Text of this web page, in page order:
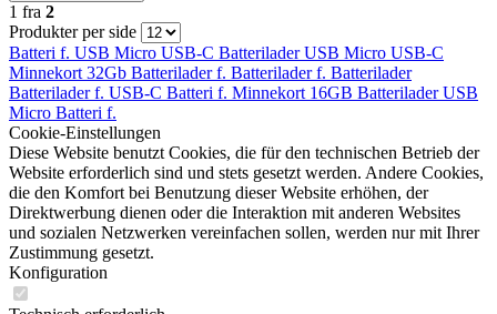
1 fra 2
Produkter per side
Batteri f. USB Micro USB-C BatteriladerUSB Micro USB-C
Minnekort 32Gb Batterilader f. Batterilader f. Batterilader
Batterilader f. USB-C Batteri f. Minnekort 16GB BatteriladerUSB
Micro Batteri f.
Cookie-Einstellungen
Diese Website benutzt Cookies, die für den technischen Betrieb der
Website erforderlich sind und stets gesetzt werden. Andere Cookies,
die den Komfort bei Benutzung dieser Website erhöhen, der
Direktwerbung dienen oder die Interaktion mit anderen Websites
und sozialen Netzwerken vereinfachen sollen, werden nur mit Ihrer
Zustimmung gesetzt.
Konfiguration